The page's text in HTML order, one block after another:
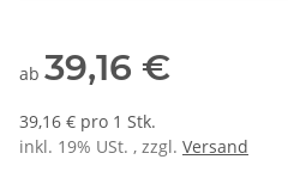
ab 39,16 €
39,16 € pro 1 Stk.
inkl. 19% USt. , zzgl. Versand